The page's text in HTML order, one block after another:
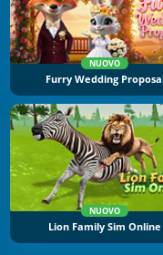
NUOVO
Furry Wedding
NUOVO
Lion Family Sim Online